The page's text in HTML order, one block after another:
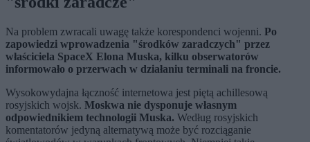
Na problem zwracali uwagę także korespondenci wojenni. Po
zapowiedzi wprowadzenia "środków zaradczych" przez
właściciela SpaceX Elona Muska, kilku obserwatorów
informowało o przerwach w działaniu terminali na froncie.
Wysokowydajna łączność internetowa jest piętą achillesową
rosyjskich wojsk. Moskwa nie dysponuje własnym
odpowiednikiem technologii Muska. Według rosyjskich
komentatorów jedyną alternatywą może być rozciąganie